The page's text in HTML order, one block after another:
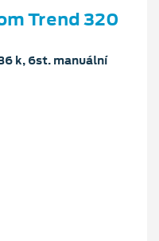
Trend 320
k, 6st. manuální